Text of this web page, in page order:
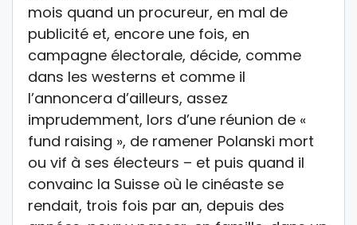
mois quand un procureur, en mal de
publicité et, encore une fois, en
campagne électorale, décide, comme
dans les westerns et comme il
l’annoncera d’ailleurs, assez
imprudemment, lors d’une réunion de «
fund raising », de ramener Polanski mort
ou vif à ses électeurs – et puis quand il
convainc la Suisse où le cinéaste se
rendait, trois fois par an, depuis des